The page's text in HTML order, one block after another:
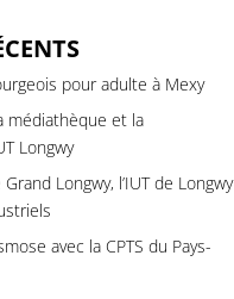
pour adulte à Mexy
médiathèque et la
Longwy
Longwy, l’IUT de Longwy
avec la CPTS du Pays-